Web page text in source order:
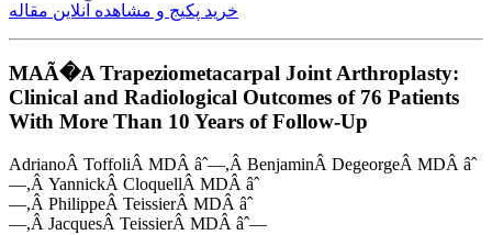
خرید پکیج و مشاهده آنلاین مقاله
MAÃ�A Trapeziometacarpal Joint Arthroplasty:
Clinical and Radiological Outcomes of 76 Patients
With More Than 10 Years of Follow-Up
AdrianoÂ ToffoliÂ MDÂ âˆ—,Â BenjaminÂ DegeorgeÂ MDÂ âˆ
—,Â YannickÂ CloquellÂ MDÂ âˆ
—,Â PhilippeÂ TeissierÂ MDÂ âˆ
—,Â JacquesÂ TeissierÂ MDÂ âˆ—